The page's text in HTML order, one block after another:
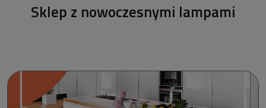
Sklep z nowoczesnymi lampami